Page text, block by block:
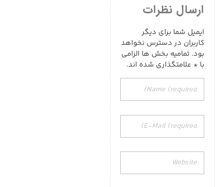
ارسال نظرات
ایمیل شما برای دیگر
کاربران در دسترس نخواهد
بود. تمامیه بخش ها الزامی
با * علامتگذاری شده اند.